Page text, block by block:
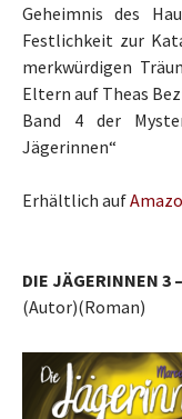
Geheimnis des
Festlichkeit zur
merkwürdigen
Eltern auf Theas
Band 4 der
Jägerinnen“
Erhältlich auf
DIE JÄGERINNEN 3
(Autor)(Roman)